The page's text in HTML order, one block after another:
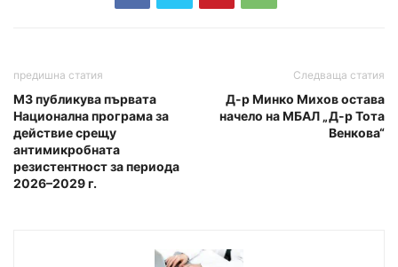
предишна статия
МЗ публикува първата
Национална програма за
действие срещу
антимикробната
резистентност за периода
2026–2029 г.
Следваща статия
Д-р Минко Михов остава
начело на МБАЛ „Д-р Тота
Венкова“